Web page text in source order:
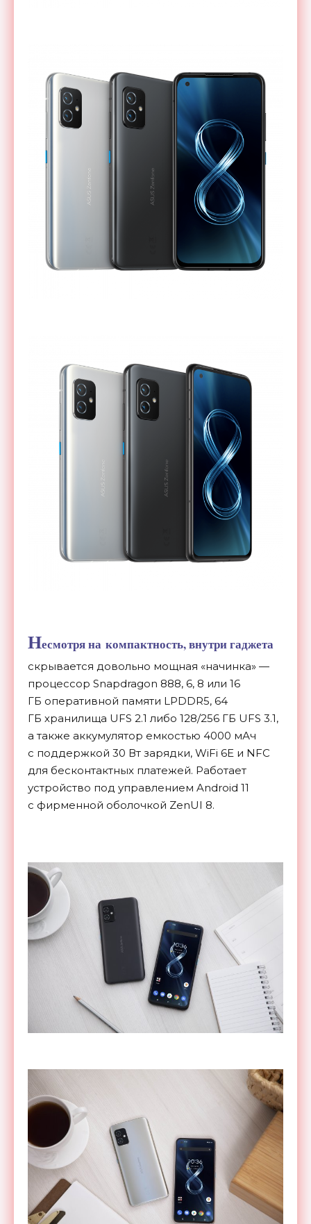
Несмотря на компактность, внутри гаджета
скрывается довольно мощная «начинка» —
процессор Snapdragon 888, 6, 8 или 16
ГБ оперативной памяти LPDDR5, 64
ГБ хранилища UFS 2.1 либо 128/256 ГБ UFS 3.1,
а также аккумулятор емкостью 4000 мАч
с поддержкой 30 Вт зарядки, WiFi 6E и NFC
для бесконтактных платежей. Работает
устройство под управлением Android 11
с фирменной оболочкой ZenUI 8.